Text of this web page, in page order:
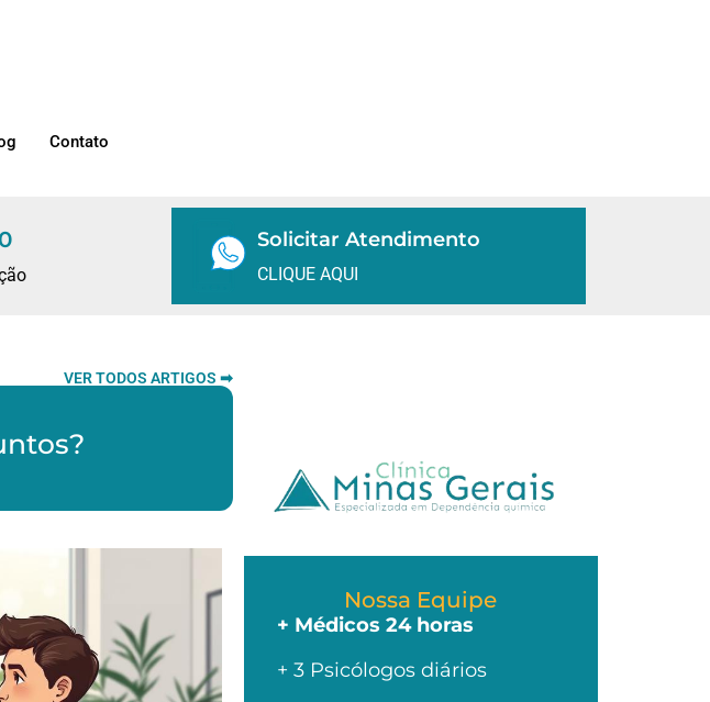
Contato
Solicitar Atendimento
CLIQUE AQUI
VER TODOS ARTIGOS ➡
Nossa Equipe
+ Médicos 24 horas
+ 3 Psicólogos diários